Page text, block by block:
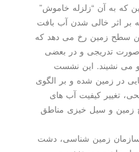
“زلزله خاموش”
خالی شدن آب بافت
زمین رخ می دهد که
و در بعضی
این نشست
شده و بر الگوی
کیفیت آب های
سیل خیزی مناطق
زمین شناسی، دشت